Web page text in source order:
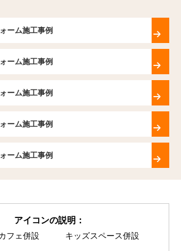
ーム施工事例
ーム施工事例
ーム施工事例
ーム施工事例
ーム施工事例
アイコンの説明：
フェ併設 キッズスペース併設